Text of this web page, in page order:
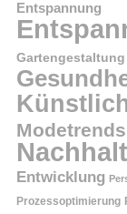
Entspannung
Gartengestaltung
Modetrends
Entwicklung
Prozessoptimierung